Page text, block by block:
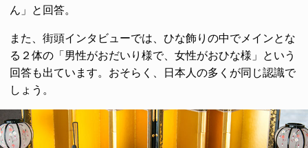
ん」と回答。
また、街頭インタビューでは、ひな飾りの中でメインとな
る２体の「男性がおだいり様で、女性がおひな様」という
回答も出ています。おそらく、日本人の多くが同じ認識で
しょう。